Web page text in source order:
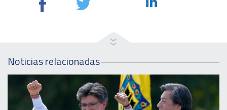
Noticias relacionadas